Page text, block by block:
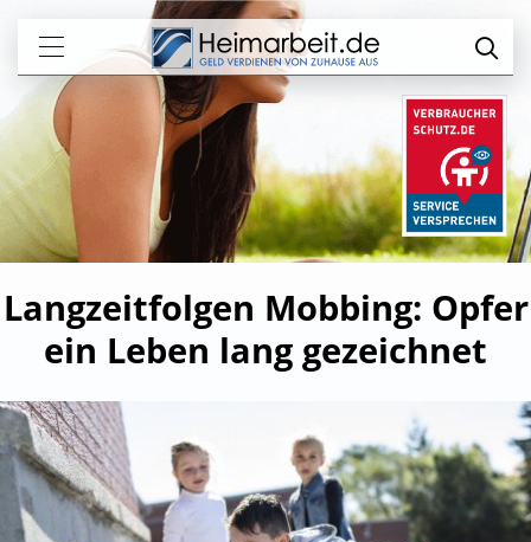
Langzeitfolgen Mobbing: Opfer
ein Leben lang gezeichnet